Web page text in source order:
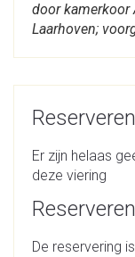
door kamerkoor
Laarhoven;
Reserveren
Er zijn helaas
deze viering
Reserveren
De reservering